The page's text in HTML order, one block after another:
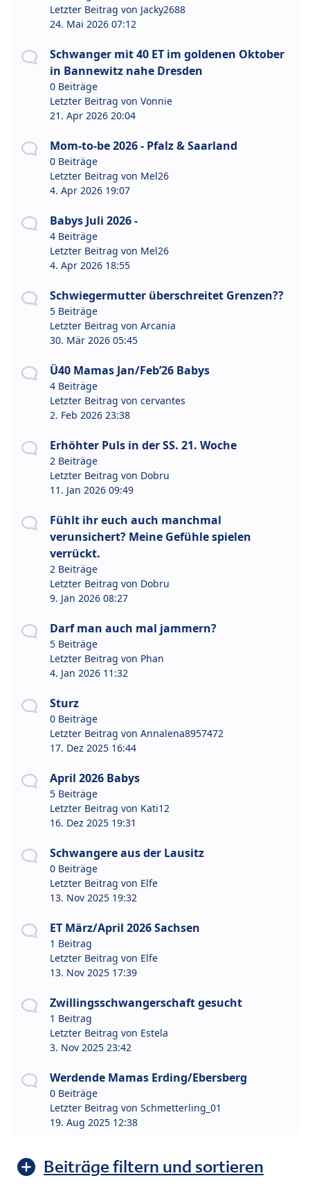
Letzter Beitrag von Jacky2688
24. Mai 2026 07:12
Schwanger mit 40 ET im goldenen Oktober
in Bannewitz nahe Dresden
0 Beiträge
Letzter Beitrag von Vonnie
21. Apr 2026 20:04
Mom-to-be 2026 - Pfalz & Saarland
0 Beiträge
Letzter Beitrag von Mel26
4. Apr 2026 19:07
Babys Juli 2026 -
4 Beiträge
Letzter Beitrag von Mel26
4. Apr 2026 18:55
Schwiegermutter überschreitet Grenzen??
5 Beiträge
Letzter Beitrag von Arcania
30. Mär 2026 05:45
Ü40 Mamas Jan/Feb’26 Babys
4 Beiträge
Letzter Beitrag von cervantes
2. Feb 2026 23:38
Erhöhter Puls in der SS. 21. Woche
2 Beiträge
Letzter Beitrag von Dobru
11. Jan 2026 09:49
Fühlt ihr euch auch manchmal
verunsichert? Meine Gefühle spielen
verrückt.
2 Beiträge
Letzter Beitrag von Dobru
9. Jan 2026 08:27
Darf man auch mal jammern?
5 Beiträge
Letzter Beitrag von Phan
4. Jan 2026 11:32
Sturz
0 Beiträge
Letzter Beitrag von Annalena8957472
17. Dez 2025 16:44
April 2026 Babys
5 Beiträge
Letzter Beitrag von Kati12
16. Dez 2025 19:31
Schwangere aus der Lausitz
0 Beiträge
Letzter Beitrag von Elfe
13. Nov 2025 19:32
ET März/April 2026 Sachsen
1 Beitrag
Letzter Beitrag von Elfe
13. Nov 2025 17:39
Zwillingsschwangerschaft gesucht
1 Beitrag
Letzter Beitrag von Estela
3. Nov 2025 23:42
Werdende Mamas Erding/Ebersberg
0 Beiträge
Letzter Beitrag von Schmetterling_01
19. Aug 2025 12:38
Beiträge filtern und sortieren